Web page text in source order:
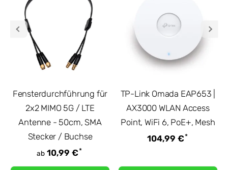
Fensterdurchführung für
2x2 MIMO 5G / LTE
Antenne - 50cm, SMA
Stecker / Buchse
ab 10,99 €*
TP-Link Omada EAP653 |
AX3000 WLAN Access
Point, WiFi 6, PoE+, Mesh
104,99 €*